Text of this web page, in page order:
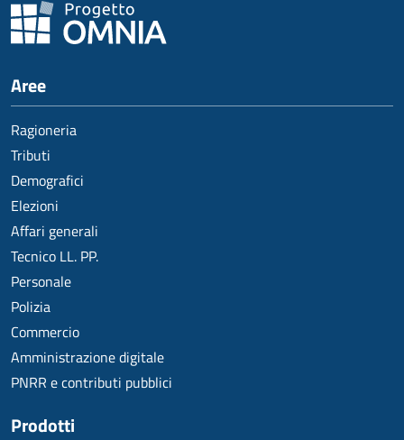
Aree
Ragioneria
Tributi
Demografici
Elezioni
Affari generali
Tecnico LL. PP.
Personale
Polizia
Commercio
Amministrazione digitale
PNRR e contributi pubblici
Prodotti